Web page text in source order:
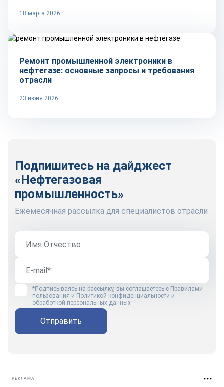
18 марта 2026
Ремонт промышленной электроники в
нефтегазе: основные запросы и требования
отрасли
23 июня 2026
Подпишитесь на дайджест
«Нефтегазовая
промышленность»
Ежемесячная рассылка для специалистов отрасли
*Подписываясь на рассылку, вы соглашаетесь с Правилами
пользования и Политикой конфиденциальности и
обработкой персональных данных
Отправить
РЕКЛАМА